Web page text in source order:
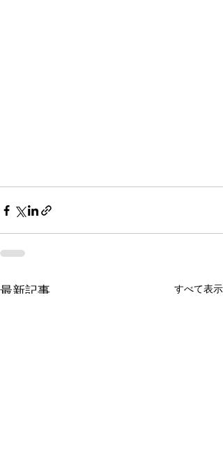
最新記事 すべて表示